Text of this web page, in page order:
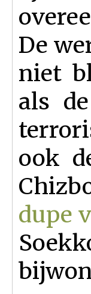
De
niet
als
ook
dupe